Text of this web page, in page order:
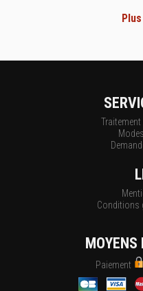
Conditions
MOYENS
Paiement